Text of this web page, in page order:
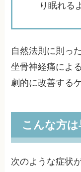
り眠れる
自然法則に則っ
坐骨神経痛によ
劇的に改善する
こんな方
次のような症状